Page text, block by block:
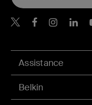
Assistance
Belkin
Belkin
Belkin